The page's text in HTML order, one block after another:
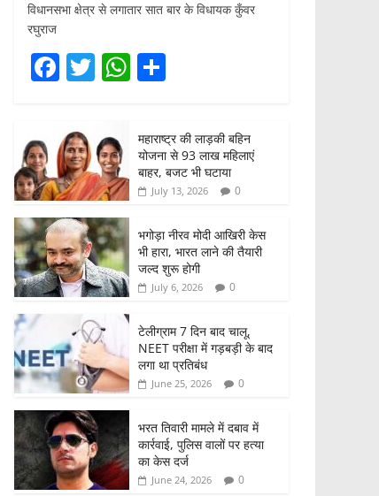
विधानसभा क्षेत्र से लगातार सात बार के विधायक कुँवर
रघुराज
F
c
e
b
o
o
k
T
er
W
s
A
p
p
ar
e
महाराष्ट्र की लाड़की बहिन
योजना से 93 लाख महिलाएं
बाहर, बजट भी घटाया
July 13, 2026 0
भगोड़ा नीरव मोदी आखिरी केस
भी हारा, भारत लाने की तैयारी
जल्द शुरू होगी
July 6, 2026 0
टेलीग्राम 7 दिन बाद चालू,
NEET परीक्षा में गड़बड़ी के बाद
लगा था प्रतिबंध
June 25, 2026 0
भरत तिवारी मामले में दबाव में
कार्रवाई, पुलिस वालों पर हत्या
का केस दर्ज
June 24, 2026 0